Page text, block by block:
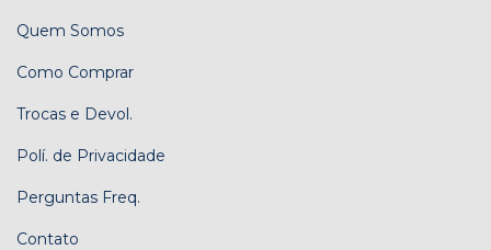
Quem Somos
Como Comprar
Trocas e Devol.
Polí. de Privacidade
Perguntas Freq.
Contato